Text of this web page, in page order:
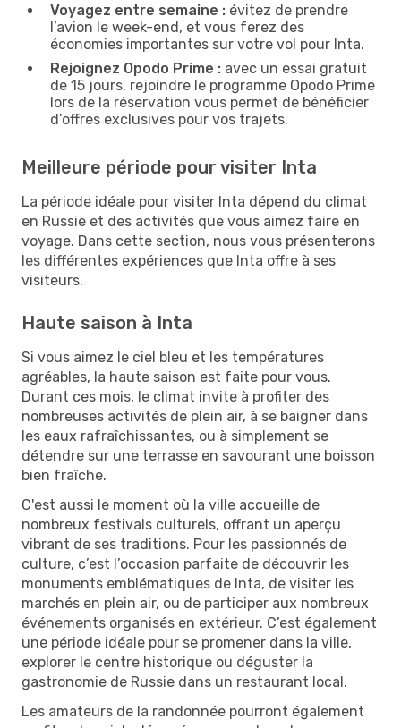
Voyagez entre semaine : évitez de prendre
l’avion le week-end, et vous ferez des
économies importantes sur votre vol pour Inta.
Rejoignez Opodo Prime : avec un essai gratuit
de 15 jours, rejoindre le programme Opodo Prime
lors de la réservation vous permet de bénéficier
d’offres exclusives pour vos trajets.
Meilleure période pour visiter Inta
La période idéale pour visiter Inta dépend du climat
en Russie et des activités que vous aimez faire en
voyage. Dans cette section, nous vous présenterons
les différentes expériences que Inta offre à ses
visiteurs.
Haute saison à Inta
Si vous aimez le ciel bleu et les températures
agréables, la haute saison est faite pour vous.
Durant ces mois, le climat invite à profiter des
nombreuses activités de plein air, à se baigner dans
les eaux rafraîchissantes, ou à simplement se
détendre sur une terrasse en savourant une boisson
bien fraîche.
C'est aussi le moment où la ville accueille de
nombreux festivals culturels, offrant un aperçu
vibrant de ses traditions. Pour les passionnés de
culture, c’est l’occasion parfaite de découvrir les
monuments emblématiques de Inta, de visiter les
marchés en plein air, ou de participer aux nombreux
événements organisés en extérieur. C’est également
une période idéale pour se promener dans la ville,
explorer le centre historique ou déguster la
gastronomie de Russie dans un restaurant local.
Les amateurs de la randonnée pourront également